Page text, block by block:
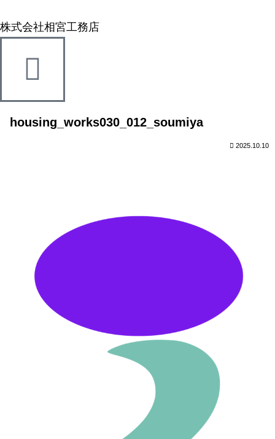
株式会社相宮工務店
housing_works030_012_soumiya
2025.10.10